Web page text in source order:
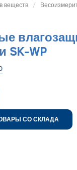
веществ
SK-WP
СО СКЛАДА